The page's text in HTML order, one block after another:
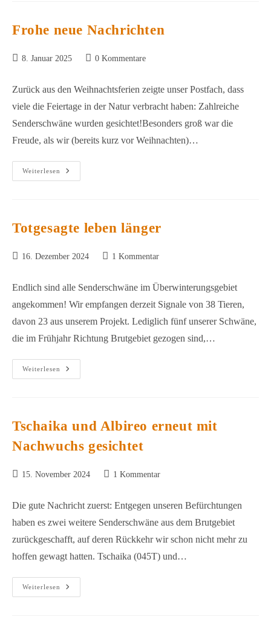
Frohe neue Nachrichten
Beitrag
8. Januar 2025
Beitrags-
0 Kommentare
Zurück aus den Weihnachtsferien zeigte unser Postfach, dass
viele die Feiertage in der Natur verbracht haben: Zahlreiche
Senderschwäne wurden gesichtet!Besonders groß war die
Freude, als wir (bereits kurz vor Weihnachten)…
Weiterlesen
Frohe
Neue
Totgesagte leben länger
Beitrag
16. Dezember 2024
Beitrags-
1 Kommentar
Endlich sind alle Senderschwäne im Überwinterungsgebiet
angekommen! Wir empfangen derzeit Signale von 38 Tieren,
davon 23 aus unserem Projekt. Lediglich fünf unserer Schwäne,
die im Frühjahr Richtung Brutgebiet gezogen sind,…
Weiterlesen
Totgesagte
Leben
Tschaika und Albireo erneut mit
Nachwuchs gesichtet
Beitrag
15. November 2024
Beitrags-
1 Kommentar
Die gute Nachricht zuerst: Entgegen unseren Befürchtungen
haben es zwei weitere Senderschwäne aus dem Brutgebiet
zurückgeschafft, auf deren Rückkehr wir schon nicht mehr zu
hoffen gewagt hatten. Tschaika (045T) und…
Weiterlesen
Tschaika
Und